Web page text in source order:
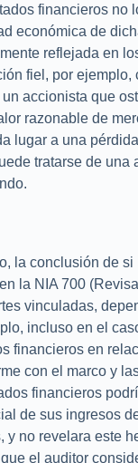
financieros no
económica de
reflejada en
fiel, por ejemplo,
accionista que
razonable de
lugar a una
tratarse de una
la conclusión de si
la NIA 700
vinculadas,
incluso en el
financieros en
con el marco y
financieros
de sus ingresos
y no revelara este
el auditor